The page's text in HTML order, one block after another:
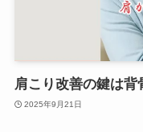
肩こり改善の鍵は
2025年9月21日